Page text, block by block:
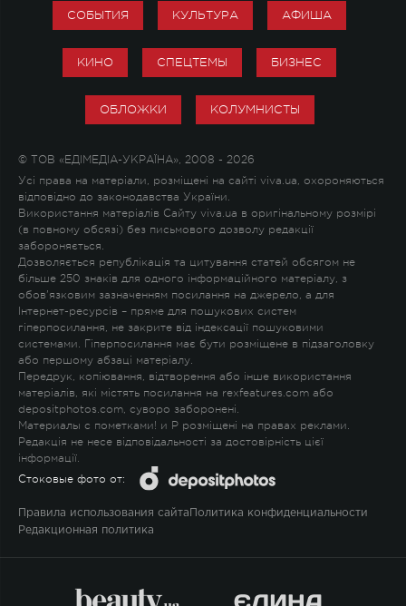
СОБЫТИЯ КУЛЬТУРА АФИША
КИНО СПЕЦТЕМЫ БИЗНЕС
ОБЛОЖКИ КОЛУМНИСТЫ
© ТОВ «ЕДІМЕДІА-УКРАЇНА», 2008 - 2026
Усі права на матеріали, розміщені на сайті viva.ua, охороняються
відповідно до законодавства України.
Використання матеріалів Сайту viva.ua в оригінальному розмірі
(в повному обсязі) без письмового дозволу редакції
забороняється.
Дозволяється републікація та цитування статей обсягом не
більше 250 знаків для одного інформаційного матеріалу, з
обов'язковим зазначенням посилання на джерело, а для
Інтернет-ресурсів – пряме для пошукових систем
гіперпосилання, не закрите від індексації пошуковими
системами. Гіперпосилання має бути розміщене в підзаголовку
або першому абзаці матеріалу.
Передрук, копіювання, відтворення або інше використання
матеріалів, які містять посилання на rexfeatures.com або
depositphotos.com, суворо заборонені.
Материалы с пометками! и P розміщені на правах реклами.
Редакція не несе відповідальності за достовірність цієї
інформації.
Стоковые фото от:
Правила использования сайта Политика конфиденциальности
Редакционная политика